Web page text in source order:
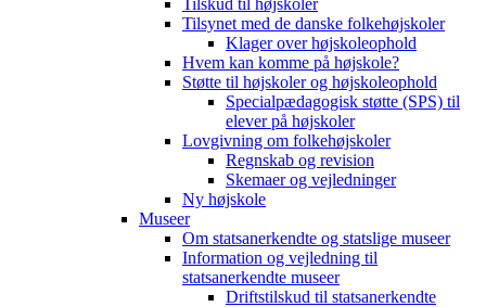
Tilskud til højskoler
Tilsynet med de danske folkehøjskoler
Klager over højskoleophold
Hvem kan komme på højskole?
Støtte til højskoler og højskoleophold
Specialpædagogisk støtte (SPS) til
elever på højskoler
Lovgivning om folkehøjskoler
Regnskab og revision
Skemaer og vejledninger
Ny højskole
Museer
Om statsanerkendte og statslige museer
Information og vejledning til
statsanerkendte museer
Driftstilskud til statsanerkendte